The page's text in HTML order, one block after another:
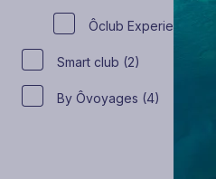
Ôclub Experience (18)
Smart club (2)
By Ôvoyages (4)